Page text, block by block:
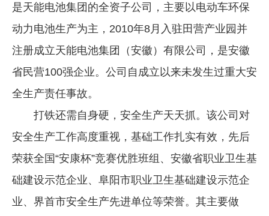
是天能电池集团的全资子公司，主要以电动车环保
动力电池生产为主，2010年8月入驻田营产业园并
注册成立天能电池集团（安徽）有限公司，是安徽
省民营100强企业。公司自成立以来未发生过重大安
全生产责任事故。
打铁还需自身硬，安全生产天天抓。该公司对
安全生产工作高度重视，基础工作扎实有效，先后
荣获全国“安康杯”竞赛优胜班组、安徽省职业卫生基
础建设示范企业、阜阳市职业卫生基础建设示范企
业、界首市安全生产先进单位等荣誉。其主要做